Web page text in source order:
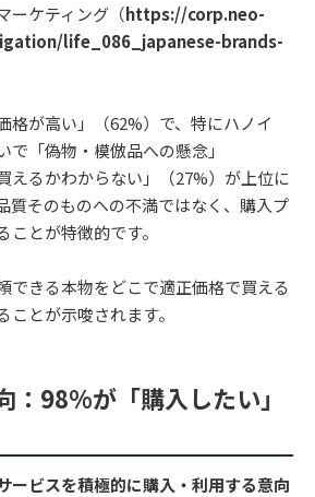
ーケティング（https://corp.neo-
life_086_japanese-brands-
格が高い」（62%）で、特にハノイ
で「偽物・模倣品への懸念」
えるかわからない」（27%）が上位に
質そのものへの不満ではなく、購入プ
ことが特徴的です。
できる本物をどこで適正価格で買える
とが示唆されます。
：98%が「購入したい」
ービスを積極的に購入・利用する意向